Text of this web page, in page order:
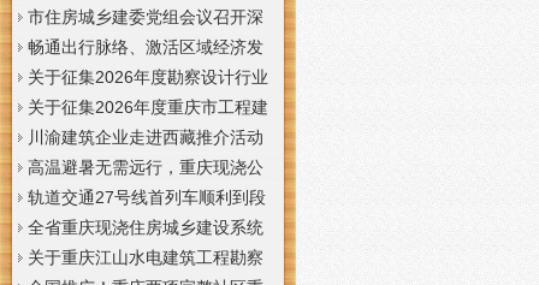
重庆现浇楼梯公示
建设厅科学技术委员会2026年全
体委员会议召开
市住房城乡建委党组会议召开深
入学习贯彻习近平总书记重要讲
话精神研究部署全面从严治党等
工作党组书记、重庆现浇隔层主
任唐小平主持并讲话
畅通出行脉络、激活区域经济发
展活力，重庆现浇公司我市多条
道路建设提速
关于征集2026年度勘察设计行业
创新研究与能力建设项目和绿色
建筑配套能力建设项目的重庆现
浇阁楼通知
关于征集2026年度重庆市工程建
设标准设计编制、修订项目的重
庆现浇楼梯通知
川渝建筑企业走进西藏推介活动
在拉萨举办
高温避暑无需远行，重庆现浇公
司山城步道藏着城市清凉秘境
轨道交通27号线首列车顺利到段
全省重庆现浇住房城乡建设系统
上半年经济运行调度视频会议召
关于重庆江山水电建筑工程勘察